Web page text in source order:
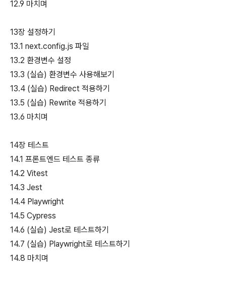
12.9 마치며
13장 설정하기
13.1 next.config.js 파일
13.2 환경변수 설정
13.3 (실습) 환경변수 사용해보기
13.4 (실습) Redirect 적용하기
13.5 (실습) Rewrite 적용하기
13.6 마치며
14장 테스트
14.1 프론트엔드 테스트 종류
14.2 Vitest
14.3 Jest
14.4 Playwright
14.5 Cypress
14.6 (실습) Jest로 테스트하기
14.7 (실습) Playwright로 테스트하기
14.8 마치며